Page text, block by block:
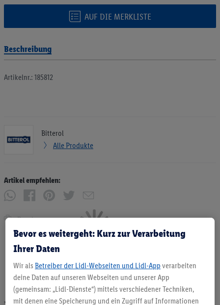
AUF DIE MERKLISTE
Beschreibung
Artikelnr.: 185812
Bitterol
Alle Produkte
Artikel empfehlen:
Drucken
Bevor es weitergeht: Kurz zur Verarbeitung
Ihrer Daten
Wir als Betreiber der Lidl-Webseiten und Lidl-App verarbeiten
deine Daten auf unseren Webseiten und unserer App
(gemeinsam: „Lidl-Dienste“) mittels verschiedener Techniken,
mit denen eine Speicherung und ein Zugriff auf Informationen